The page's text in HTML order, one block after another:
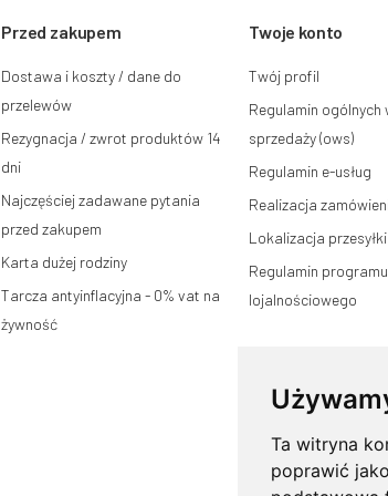
Ta witryna
poprawić
Przysługuje Ci prawo do żądania
ograniczenia przetwarzania, wniesienia
na zgodność z prawem przetwarzania,
lub pisemnie na adres siedziby.
Więcej informacji: www.mouton.pl/ODO
Przed zakupem
Dostawa i koszty / dane do
przelewów
Rezygnacja / zwrot produktów 14
dni
Najczęściej zadawane pytania
przed zakupem
Karta dużej rodziny
Tarcza antyinflacyjna - 0% vat na
żywność
Twoje konto
Twój profil
Regulamin ogólnych
sprzedaży (ows)
Regulamin e-usług
Realizacja
Lokalizacja przesyłki
Regulamin programu
lojalnościowego